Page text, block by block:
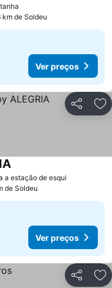
km de Soldeu
Ver preços
Partilhar
a estação de esqui
Ver preços
de Soldeu
Ver preços
Partilhar